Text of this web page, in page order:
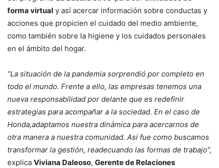
forma virtual y así acercar información sobre conductas y
acciones que propicien el cuidado del medio ambiente,
como también sobre la higiene y los cuidados personales
en el ámbito del hogar.
“La situación de la pandemia sorprendió por completo en
todo el mundo. Frente a ello, las empresas tenemos una
nueva responsabilidad por delante que es redefinir
estrategias para acompañar a la sociedad. En el caso de
Honda,adaptamos nuestra dinámica para acercarnos de
otra manera a nuestra comunidad. Así fue como buscamos
transformar la gestión, readecuando las formas de trabajo”,
explica Viviana Daleoso, Gerente de Relaciones